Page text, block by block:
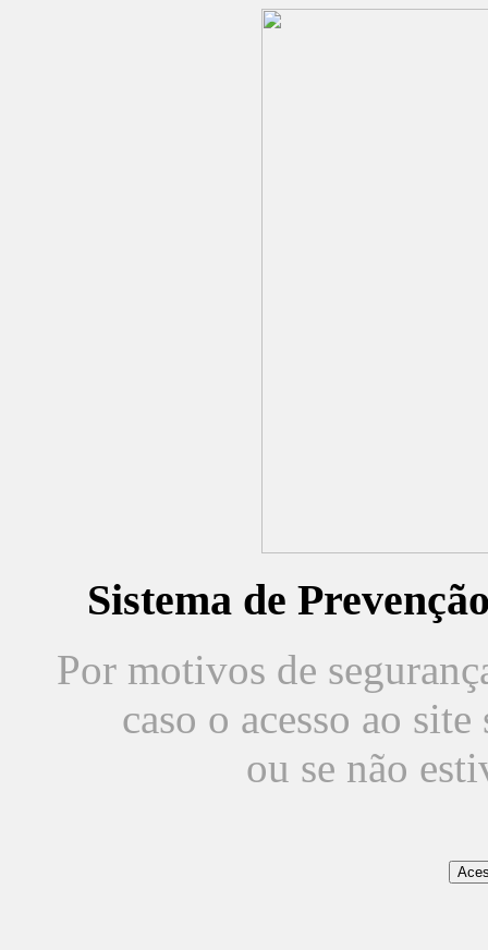
Sistema de
Por motivos de
caso o acesso ao
ou se não